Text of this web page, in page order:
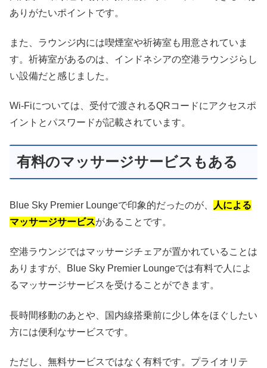
ありがたいポイントです。
また、ラウンジ内には喫煙室や祈祷室も用意されていま
す。祈祷室があるのは、インドネシアの空港ラウンジらし
い設備だと感じました。
Wi-Fiについては、受付で渡されるQRコードにアクセスポ
イントとパスワードが記載されています。
有料のマッサージサービスもある
Blue Sky Premier Loungeで印象的だったのが、
人による
マッサージサービスがあることです。
空港ラウンジではマッサージチェアが置かれていることは
ありますが、Blue Sky Premier Loungeでは有料で人によ
るマッサージサービスを受けることができます。
長時間移動のあとや、国内線搭乗前に少し体をほぐしたい
方には便利なサービスです。
ただし、無料サービスではなく有料です。プライオリテ